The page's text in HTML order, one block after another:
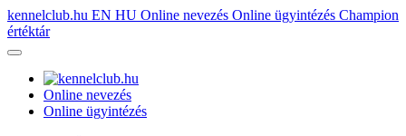
kennelclub.hu EN HU Online nevezés Online ügyintézés Champion
értéktár
Online nevezés
Online ügyintézés